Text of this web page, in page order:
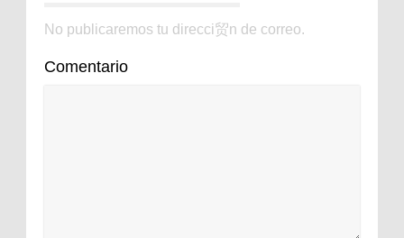
No publicaremos tu direcci贸n de correo.
Comentario